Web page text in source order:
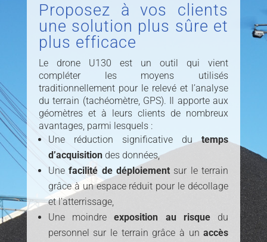
Proposez à vos clients
une solution plus sûre et
plus efficace
Le drone U130 est un outil qui vient
compléter les moyens utilisés
traditionnellement pour le relevé et l’analyse
du terrain (tachéomètre, GPS). Il apporte aux
géomètres et à leurs clients de nombreux
avantages, parmi lesquels :
Une réduction significative dutemps
d’acquisitiondes données,
Unefacilité de déploiement sur le terrain
grâce à un espace réduit pour le décollage
et l’atterrissage,
Une moindreexposition au risquedu
personnel sur le terrain grâce à unaccès